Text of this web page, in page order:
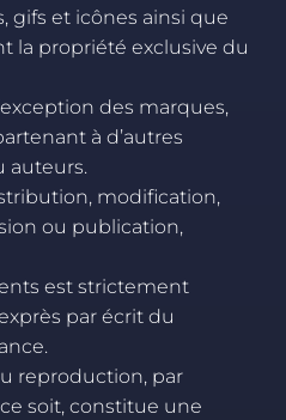
gifs et icônes ainsi que
la propriété exclusive du
des marques,
à d’autres
auteurs.
modification,
ou publication,
est strictement
par écrit du
reproduction, par
soit, constitue une